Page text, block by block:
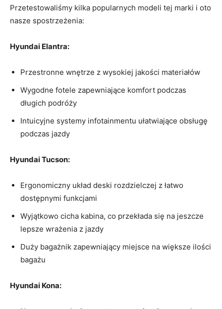
Przetestowaliśmy kilka popularnych modeli tej marki i oto
nasze spostrzeżenia:
Hyundai Elantra:
Przestronne wnętrze z wysokiej jakości materiałów
Wygodne fotele zapewniające komfort podczas
długich podróży
Intuicyjne systemy infotainmentu ułatwiające obsługę
podczas jazdy
Hyundai‍ Tucson:
Ergonomiczny układ ⁣deski rozdzielczej z łatwo
⁤dostępnymi funkcjami
Wyjątkowo cicha kabina, co przekłada się na jeszcze
⁤lepsze wrażenia z‍ jazdy
Duży bagażnik zapewniający miejsce‌ na większe⁣ ilości
bagażu
Hyundai Kona: